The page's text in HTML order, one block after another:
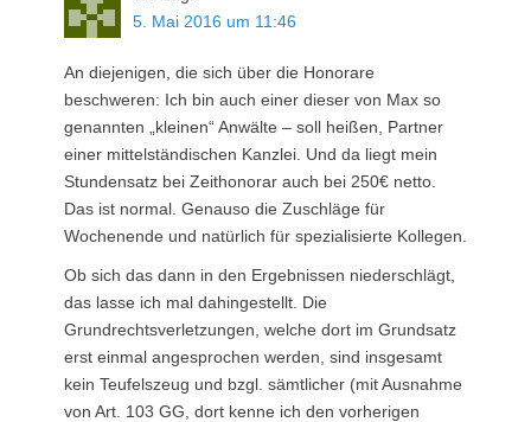
5. Mai 2016 um 11:46
An diejenigen, die sich über die Honorare
beschweren: Ich bin auch einer dieser von Max so
genannten „kleinen“ Anwälte – soll heißen, Partner
einer mittelständischen Kanzlei. Und da liegt mein
Stundensatz bei Zeithonorar auch bei 250€ netto.
Das ist normal. Genauso die Zuschläge für
Wochenende und natürlich für spezialisierte Kollegen.
Ob sich das dann in den Ergebnissen niederschlägt,
das lasse ich mal dahingestellt. Die
Grundrechtsverletzungen, welche dort im Grundsatz
erst einmal angesprochen werden, sind insgesamt
kein Teufelszeug und bzgl. sämtlicher (mit Ausnahme
von Art. 103 GG, dort kenne ich den vorherigen